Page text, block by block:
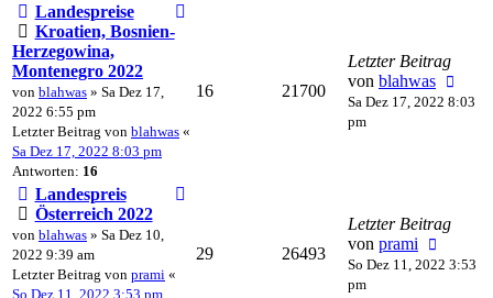
Landespreise
Kroatien, Bosnien-
Herzegowina,
Montenegro 2022
von blahwas » Sa Dez 17,
2022 6:55 pm
Letzter Beitrag von blahwas «
Sa Dez 17, 2022 8:03 pm
Antworten: 16
16 21700
Letzter Beitrag
von blahwas
Sa Dez 17, 2022 8:03
pm
Landespreis
Österreich 2022
von blahwas » Sa Dez 10,
2022 9:39 am
Letzter Beitrag von prami «
So Dez 11, 2022 3:53 pm
29 26493
Letzter Beitrag
von prami
So Dez 11, 2022 3:53
pm